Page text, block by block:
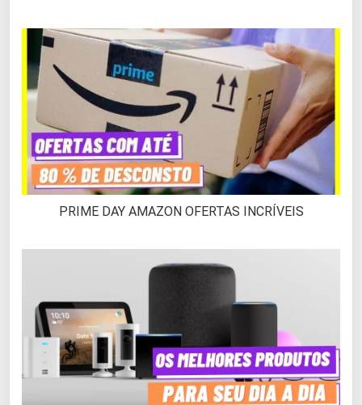
PRIME DAY AMAZON OFERTAS INCRÍVEIS